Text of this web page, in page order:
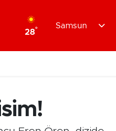
28°
Samsun